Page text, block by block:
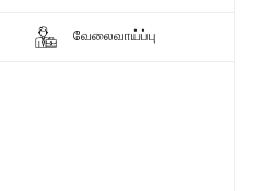
வேலைவாய்ப்பு